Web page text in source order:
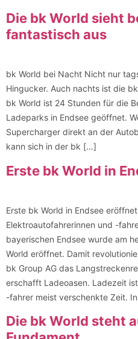
Die bk World sieht
fantastisch aus
bk World bei Nacht Nicht nur
Hingucker. Auch nachts ist die
bk World ist 24 Stunden für die
Ladeparks in Endsee geöffnet.
Supercharger direkt an der
kann sich in der bk […]
Erste bk World in
Erste bk World in Endsee
Elektroautofahrerinnen und -
bayerischen Endsee wurde am
World eröffnet. Damit
bk Group AG das
erschafft Ladeoasen. Ladezeit
-fahrer meist verschenkte Zeit.
Die bk World steht